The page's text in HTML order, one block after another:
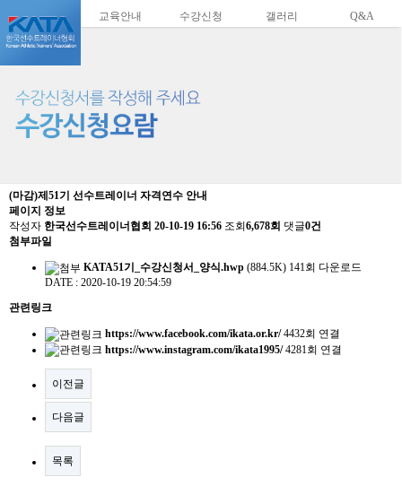
교육안내 수강신청 갤러리 Q&A
(마감)제51기 선수트레이너 자격연수 안내
페이지 정보
작성자 한국선수트레이너협회 20-10-19 16:56 조회 6,678회 댓글0건
첨부파일
KATA51기_수강신청서_양식.hwp (884.5K) 141회 다운로드
DATE : 2020-10-19 20:54:59
관련링크
https://www.facebook.com/ikata.or.kr/ 4432회 연결
https://www.instagram.com/ikata1995/ 4281회 연결
이전글
다음글
목록